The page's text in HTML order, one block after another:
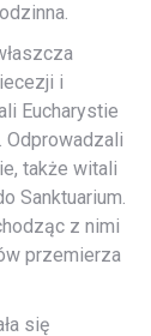
i
Eucharystie
Odprowadzali
także witali
Sanktuarium.
z nimi
przemierza
się